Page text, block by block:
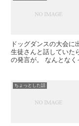
ドッグダンスの大会
生徒さんと話していた
の発言が。 なんとな
ちょっとした話